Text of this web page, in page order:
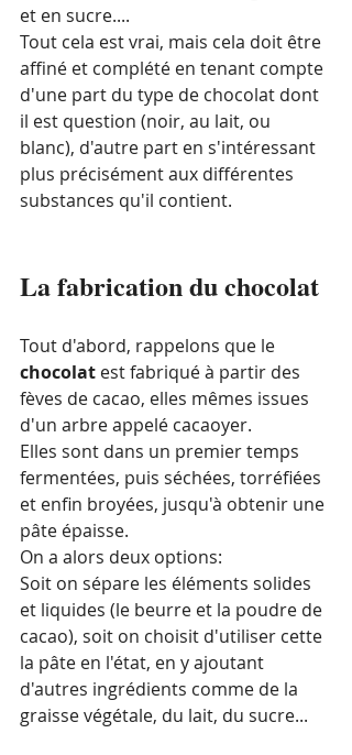
et en sucre....
Tout cela est vrai, mais cela doit être
affiné et complété en tenant compte
d'une part du type de chocolat dont
il est question (noir, au lait, ou
blanc), d'autre part en s'intéressant
plus précisément aux différentes
substances qu'il contient.
La fabrication du chocolat
Tout d'abord, rappelons que le
chocolat est fabriqué à partir des
fèves de cacao, elles mêmes issues
d'un arbre appelé cacaoyer.
Elles sont dans un premier temps
fermentées, puis séchées, torréfiées
et enfin broyées, jusqu'à obtenir une
pâte épaisse.
On a alors deux options:
Soit on sépare les éléments solides
et liquides (le beurre et la poudre de
cacao), soit on choisit d'utiliser cette
la pâte en l'état, en y ajoutant
d'autres ingrédients comme de la
graisse végétale, du lait, du sucre...